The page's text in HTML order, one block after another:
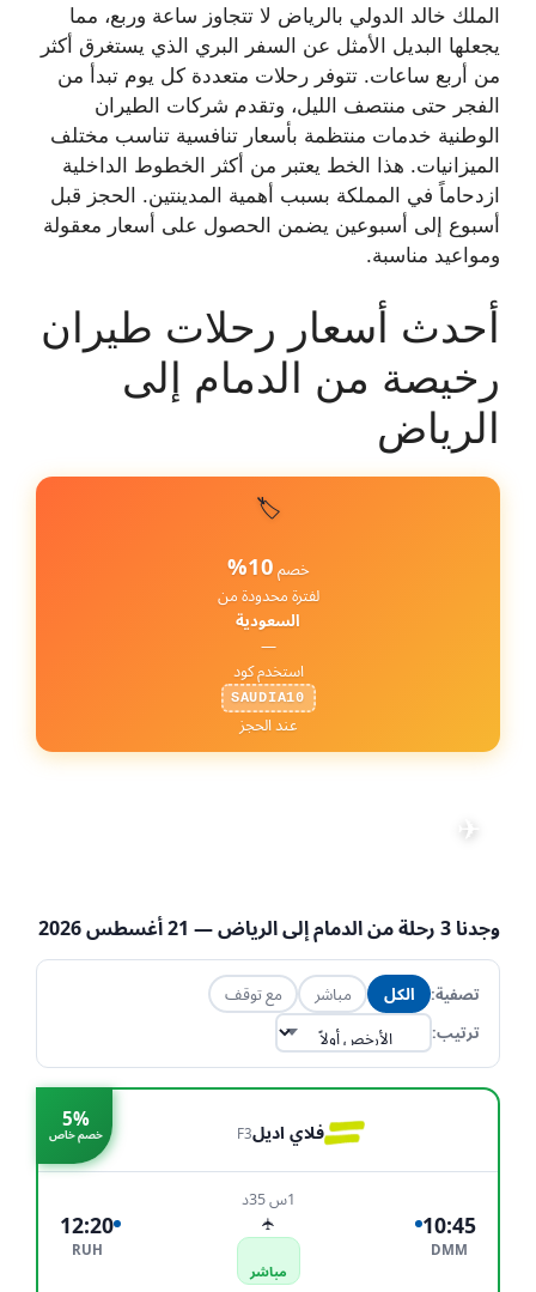
الملك خالد الدولي بالرياض لا تتجاوز ساعة وربع، مما
يجعلها البديل الأمثل عن السفر البري الذي يستغرق أكثر
من أربع ساعات. تتوفر رحلات متعددة كل يوم تبدأ من
الفجر حتى منتصف الليل، وتقدم شركات الطيران
الوطنية خدمات منتظمة بأسعار تنافسية تناسب مختلف
الميزانيات. هذا الخط يعتبر من أكثر الخطوط الداخلية
ازدحاماً في المملكة بسبب أهمية المدينتين. الحجز قبل
أسبوع إلى أسبوعين يضمن الحصول على أسعار معقولة
ومواعيد مناسبة.
أحدث أسعار رحلات طيران
رخيصة من الدمام إلى
الرياض
🏷️
خصم 10%
لفترة محدودة من
السعودية
—
استخدم كود
SAUDIA10
عند الحجز
✈
وجدنا 3 رحلة منالدمامإلىالرياض— 21 أغسطس 2026
تصفية: الكل مباشر
مع توقف
ترتيب:
5%
خصم خاص فلاي اديلF3
10:45
DMM
1س 35د
✈
مباشر
12:20
RUH